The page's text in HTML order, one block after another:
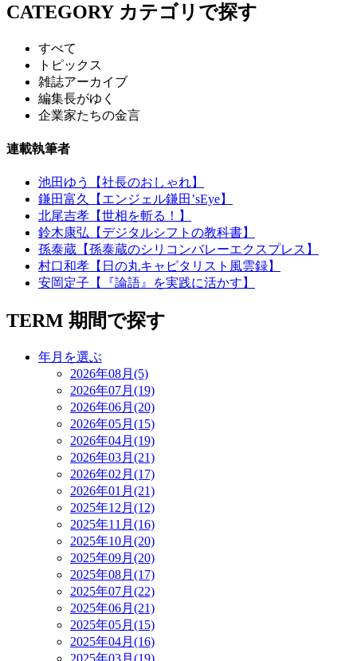
CATEGORY カテゴリで探す
すべて
トピックス
雑誌アーカイブ
編集長がゆく
企業家たちの金言
連載執筆者
池田ゆう【社長のおしゃれ】
鎌田富久【エンジェル鎌田’sEye】
北尾吉孝【世相を斬る！】
鈴木康弘【デジタルシフトの教科書】
孫泰蔵【孫泰蔵のシリコンバレーエクスプレス】
村口和孝【日の丸キャピタリスト風雲録】
安岡定子【『論語』を実践に活かす】
TERM 期間で探す
年月を選ぶ
2026年08月(5)
2026年07月(19)
2026年06月(20)
2026年05月(15)
2026年04月(19)
2026年03月(21)
2026年02月(17)
2026年01月(21)
2025年12月(12)
2025年11月(16)
2025年10月(20)
2025年09月(20)
2025年08月(17)
2025年07月(22)
2025年06月(21)
2025年05月(15)
2025年04月(16)
2025年03月(19)